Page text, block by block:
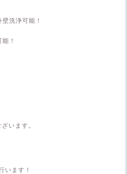
洗浄可能！
！
います。
います！